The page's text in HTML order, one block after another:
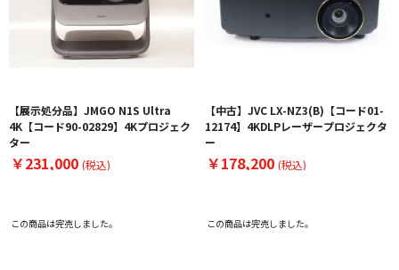
【展示処分品】JMGO N1S Ultra
4K【コード90-02829】4Kプロジェク
ター
￥231,000 (税込)
この商品は完売しました。
【中古】JVC LX-NZ3(B)【コード01-
12174】4KDLPレーザープロジェクタ
ー
￥178,200 (税込)
この商品は完売しました。